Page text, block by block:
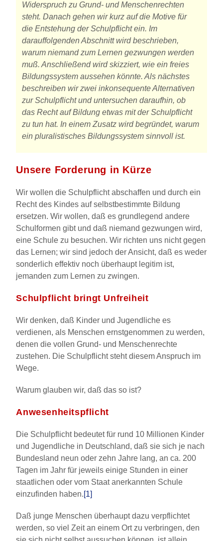
Widerspruch zu Grund- und Menschenrechten
steht. Danach gehen wir kurz auf die Motive für
die Entstehung der Schulpflicht ein. Im
darauffolgenden Abschnitt wird beschrieben,
warum niemand zum Lernen gezwungen werden
muß. Anschließend wird skizziert, wie ein freies
Bildungssystem aussehen könnte. Als nächstes
beschreiben wir zwei inkonsequente Alternativen
zur Schulpflicht und untersuchen daraufhin, ob
das Recht auf Bildung etwas mit der Schulpflicht
zu tun hat. In einem Zusatz wird begründet, warum
ein pluralistisches Bildungssystem sinnvoll ist.
Unsere Forderung in Kürze
Wir wollen die Schulpflicht abschaffen und durch ein
Recht des Kindes auf selbstbestimmte Bildung
ersetzen. Wir wollen, daß es grundlegend andere
Schulformen gibt und daß niemand gezwungen wird,
eine Schule zu besuchen. Wir richten uns nicht gegen
das Lernen; wir sind jedoch der Ansicht, daß es weder
sonderlich effektiv noch überhaupt legitim ist,
jemanden zum Lernen zu zwingen.
Schulpflicht bringt Unfreiheit
Wir denken, daß Kinder und Jugendliche es
verdienen, als Menschen ernstgenommen zu werden,
denen die vollen Grund- und Menschenrechte
zustehen. Die Schulpflicht steht diesem Anspruch im
Wege.
Warum glauben wir, daß das so ist?
Anwesenheitspflicht
Die Schulpflicht bedeutet für rund 10 Millionen Kinder
und Jugendliche in Deutschland, daß sie sich je nach
Bundesland neun oder zehn Jahre lang, an ca. 200
Tagen im Jahr für jeweils einige Stunden in einer
staatlichen oder vom Staat anerkannten Schule
einzufinden haben.[1]
Daß junge Menschen überhaupt dazu verpflichtet
werden, so viel Zeit an einem Ort zu verbringen, den